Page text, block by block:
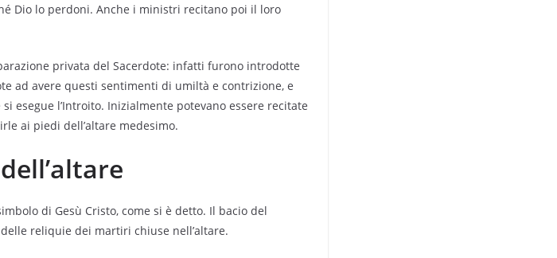
Dio lo perdoni. Anche i ministri recitano poi il loro
privata del Sacerdote: infatti furono introdotte
ad avere questi sentimenti di umiltà e contrizione, e
esegue l’Introito. Inizialmente potevano essere recitate
ai piedi dell’altare medesimo.
di Gesù Cristo, come si è detto. Il bacio del
reliquie dei martiri chiuse nell’altare.